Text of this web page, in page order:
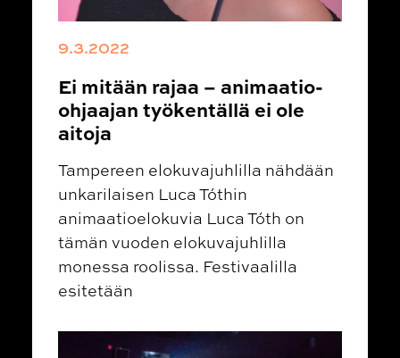
9.3.2022
Ei mitään rajaa – animaatio-
ohjaajan työkentällä ei ole
aitoja
Tampereen elokuvajuhlilla nähdään
unkarilaisen Luca Tóthin
animaatioelokuvia Luca Tóth on
tämän vuoden elokuvajuhlilla
monessa roolissa. Festivaalilla
esitetään